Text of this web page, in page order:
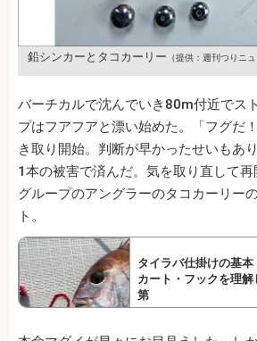
鉛シンカーとタコカーリー （提供：週刊つりニ
バーチカルで沈んでいき80m付近でス
プはフアフアと漂い始めた。「フグだ
き取り開始。判断が早かったせいもあ
1本の被害で済んだ。気を取り直して
グループのアングラーのタコカーリー
ト。
タイラバ仕掛けの基
カート・フックを理
第